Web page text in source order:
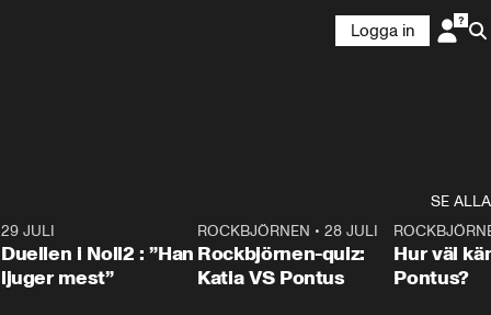
Logga in
SE ALLA
29 JULI
Duellen i Noll2 : ”Han
ljuger mest”
0:15
ROCKBJÖRNEN •28 JULI
Rockbjörnen-quiz:
Katia VS Pontus
Hur väl
Pontus?